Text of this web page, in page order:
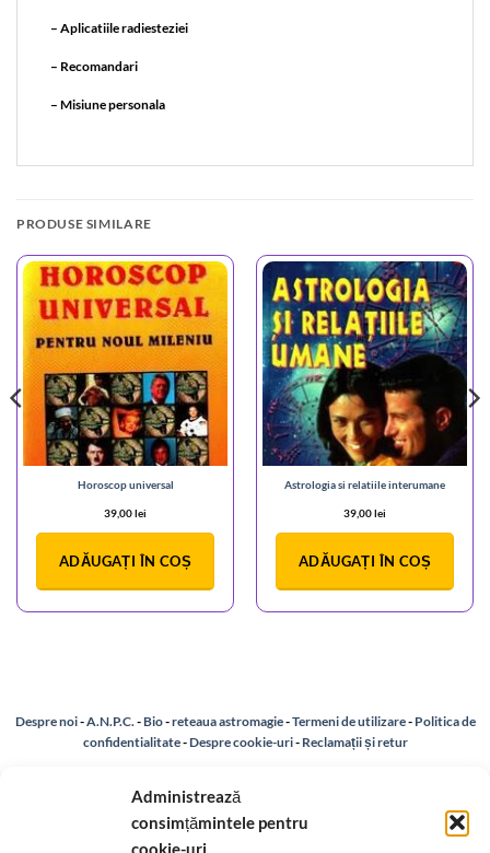
Administrează
consimțămintele pentru
cookie-uri
– Aplicatiile radiesteziei
– Recomandari
– Misiune personala
PRODUSE SIMILARE
Horoscop universal
39,00lei
ADĂUGAȚI ÎN COȘ
Astrologia si relatiile interumane
39,00lei
ADĂUGAȚI ÎN COȘ
Despre noi-A.N.P.C. -Bio-reteaua astromagie-Termeni de utilizare- Politica de
confidentialitate-Despre cookie-uri- Reclamații și retur
Politica de rezolvare a reclamatiilor -